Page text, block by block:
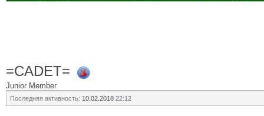
=CADET=
Junior Member
Последняя активность: 10.02.2018 22:12